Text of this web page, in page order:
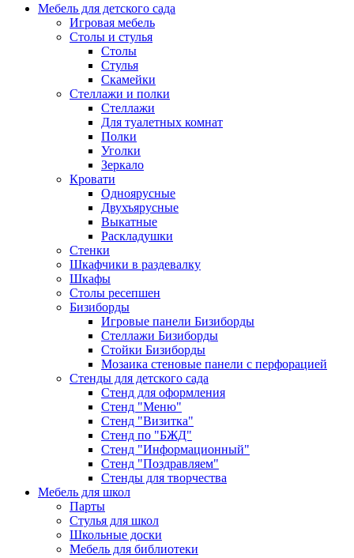
Мебель для детского сада
Игровая мебель
Столы и стулья
Столы
Стулья
Скамейки
Стеллажи и полки
Стеллажи
Для туалетных комнат
Полки
Уголки
Зеркало
Кровати
Одноярусные
Двухъярусные
Выкатные
Раскладушки
Стенки
Шкафчики в раздевалку
Шкафы
Столы ресепшен
Бизиборды
Игровые панели Бизиборды
Стеллажи Бизиборды
Стойки Бизиборды
Мозаика стеновые панели с перфорацией
Стенды для детского сада
Стенд для оформления
Стенд "Меню"
Стенд "Визитка"
Стенд по "БЖД"
Стенд "Информационный"
Стенд "Поздравляем"
Стенды для творчества
Мебель для школ
Парты
Стулья для школ
Школьные доски
Мебель для библиотеки